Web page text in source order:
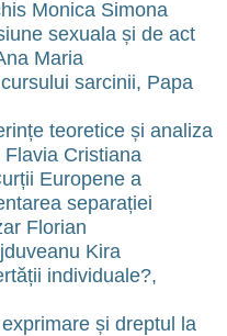
Monica Simona
sexuala și de act
Maria
sarcinii, Papa
teoretice și analiza
Cristiana
Europene a
separației
Florian
Kira
individuale?,
și dreptul la